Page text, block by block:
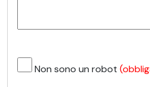
Non sono un robot